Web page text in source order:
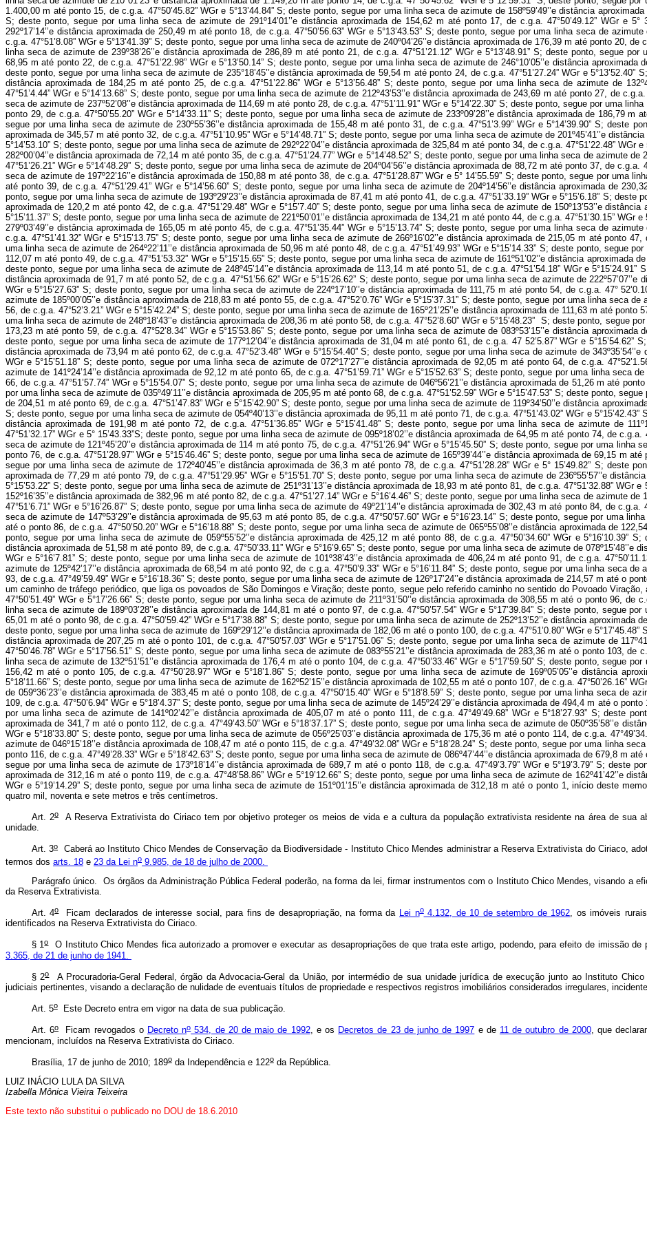
Art. 2oA Reserva Extrativista do Ciriaco tem por objetivo proteger os meios de vida e a cultura da população extrativista residente na área de sua
unidade.
Art. 3o
Caberá ao Instituto Chico Mendes de Conservação da Biodiversidade - Instituto Chico Mendes administrar a Reserva Extrativista do Ciriaco,
termos dos arts. 18 e 23 da Lei no 9.985, de 18 de julho de 2000.
Parágrafo único. Os órgãos da Administração Pública Federal poderão, na forma da lei, firmar instrumentos com o Instituto Chico Mendes, visando a
da Reserva Extrativista.
Art. 4oFicam declarados de interesse social, para fins de desapropriação, na forma da Lei no4.132, de 10 de setembro de 1962, os imóveis
identificados na Reserva Extrativista do Ciriaco.
§ 1oO Instituto Chico Mendes fica autorizado a promover e executar as desapropriações de que trata este artigo, podendo, para efeito de imissão
3.365, de 21 de junho de 1941.
§ 2oA Procuradoria-Geral Federal, órgão da Advocacia-Geral da União, por intermédio de sua unidade jurídica de execução junto ao Instituto
judiciais pertinentes, visando a declaração de nulidade de eventuais títulos de propriedade e respectivos registros imobiliários considerados irregulares,
Art. 5oEste Decreto entra em vigor na data de sua publicação.
Art. 6oFicam revogados o Decreto no534, de 20 de maio de 1992, e os Decretos de 23 de junho de 1997 e de 11 de outubro de 2000, que
mencionam, incluídos na Reserva Extrativista do Ciriaco.
Brasília, 17 de junho de 2010; 189oda Independência e 122oda República.
LUIZ INÁCIO LULA DA SILVA
Izabella Mônica Vieira Teixeira
Este texto não substitui o publicado no DOU de 18.6.2010